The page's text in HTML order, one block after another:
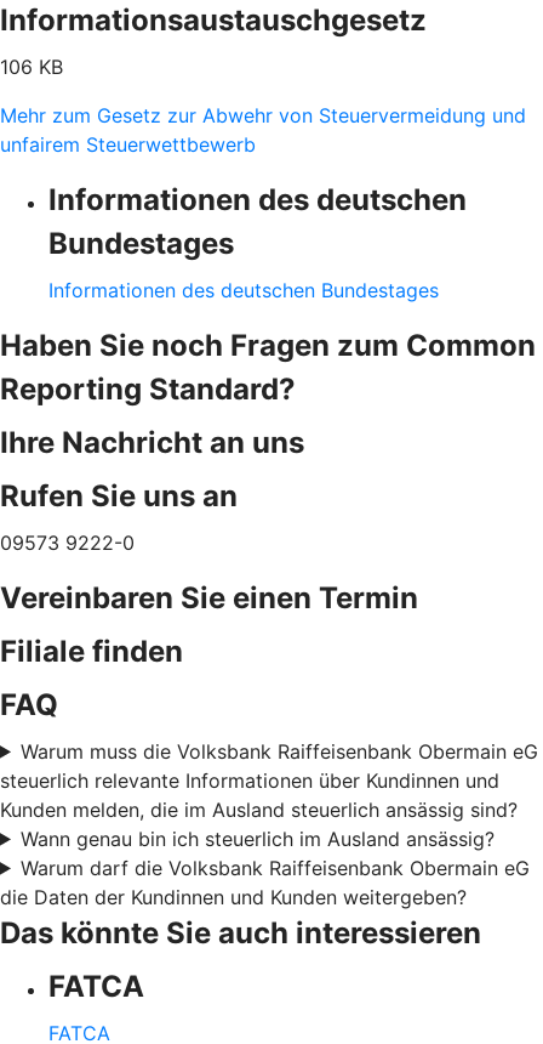
Informationsaustauschgesetz
106 KB
Mehr zum Gesetz zur Abwehr von Steuervermeidung und
unfairem Steuerwettbewerb
Informationen des deutschen
Bundestages
Informationen des deutschen Bundestages
Haben Sie noch Fragen zum Common
Reporting Standard?
Ihre Nachricht an uns
Rufen Sie uns an
09573 9222-0
Vereinbaren Sie einen Termin
Filiale finden
FAQ
Warum muss die Volksbank Raiffeisenbank Obermain eG
steuerlich relevante Informationen über Kundinnen und
Kunden melden, die im Ausland steuerlich ansässig sind?
Wann genau bin ich steuerlich im Ausland ansässig?
Warum darf die Volksbank Raiffeisenbank Obermain eG
die Daten der Kundinnen und Kunden weitergeben?
Das könnte Sie auch interessieren
FATCA
FATCA